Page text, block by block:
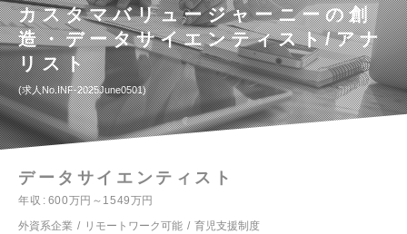
カスタマバリュージャーニーの創
造・データサイエンティスト/アナ
リスト
求人No.INF-2025June0501
データサイエンティスト
年収
600万円～1549万円
外資系企業
リモートワーク可能 育児支援制度